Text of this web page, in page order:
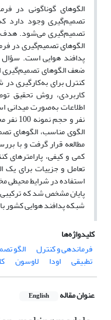
الگوهای گوناگونی در
تصمیم‌گیری وجود دارد
تصمیم‌گیری می‌شود. هدف
الگوهای تصمیم‌گیری در
پدافند هوایی است.
ضعف الگوهای تصمیم‌گیری
کنترل برای به‌کارگیری
کاربردی، روش تحقیق
نفر و
الگوی مناسب، الگو­های
کمی و کیفی، پارامترهای
تعامل و جزییات برای یک
استفاده در شرایط محیطی
پایان مشخص شد که ترکیبی
شبکه پدافند هوایی کشور
کلیدواژه‌ها
فرماندهی و کنترل
الگو
تطبیقی اودا لاوسون
عنوان مقاله English